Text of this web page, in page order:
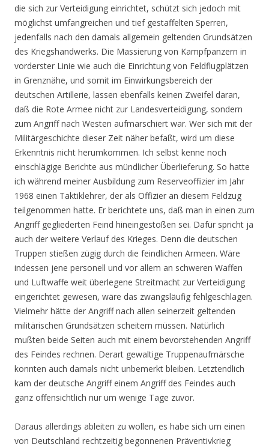
die sich zur Verteidigung einrichtet, schützt sich jedoch mit
möglichst umfangreichen und tief gestaffelten Sperren,
jedenfalls nach den damals allgemein geltenden Grundsätzen
des Kriegshandwerks. Die Massierung von Kampfpanzern in
vorderster Linie wie auch die Einrichtung von Feldflugplätzen
in Grenznähe, und somit im Einwirkungsbereich der
deutschen Artillerie, lassen ebenfalls keinen Zweifel daran,
daß die Rote Armee nicht zur Landesverteidigung, sondern
zum Angriff nach Westen aufmarschiert war. Wer sich mit der
Militärgeschichte dieser Zeit näher befaßt, wird um diese
Erkenntnis nicht herumkommen. Ich selbst kenne noch
einschlägige Berichte aus mündlicher Überlieferung. So hatte
ich während meiner Ausbildung zum Reserveoffizier im Jahr
1968 einen Taktiklehrer, der als Offizier an diesem Feldzug
teilgenommen hatte. Er berichtete uns, daß man in einen zum
Angriff gegliederten Feind hineingestoßen sei. Dafür spricht ja
auch der weitere Verlauf des Krieges. Denn die deutschen
Truppen stießen zügig durch die feindlichen Armeen. Wäre
indessen jene personell und vor allem an schweren Waffen
und Luftwaffe weit überlegene Streitmacht zur Verteidigung
eingerichtet gewesen, wäre das zwangsläufig fehlgeschlagen.
Vielmehr hätte der Angriff nach allen seinerzeit geltenden
militärischen Grundsätzen scheitern müssen. Natürlich
mußten beide Seiten auch mit einem bevorstehenden Angriff
des Feindes rechnen. Derart gewaltige Truppenaufmärsche
konnten auch damals nicht unbemerkt bleiben. Letztendlich
kam der deutsche Angriff einem Angriff des Feindes auch
ganz offensichtlich nur um wenige Tage zuvor.
Daraus allerdings ableiten zu wollen, es habe sich um einen
von Deutschland rechtzeitig begonnenen Präventivkrieg